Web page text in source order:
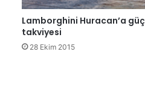
Lamborghini Huracan’a güç
takviyesi
28 Ekim 2015